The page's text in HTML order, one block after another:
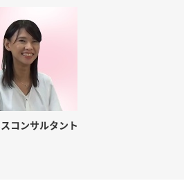
コンサルタント